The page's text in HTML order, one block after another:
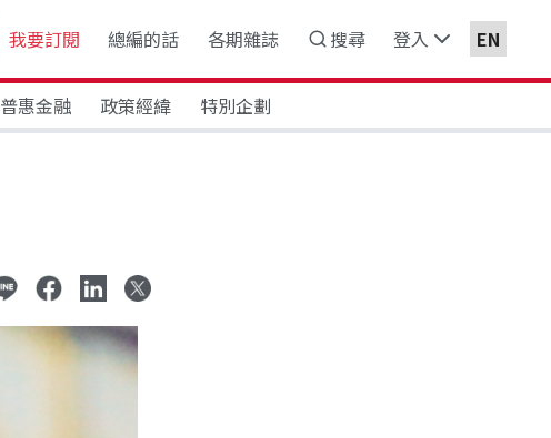
我要訂閱 總編的話 各期雜誌 搜尋 登入 EN
普惠金融 政策經緯 特別企劃